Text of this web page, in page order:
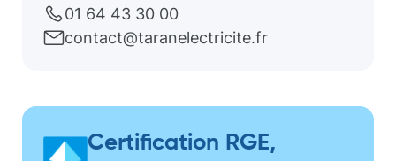
01 64 43 30 00
contact@taranelectricite.fr
Certification RGE,